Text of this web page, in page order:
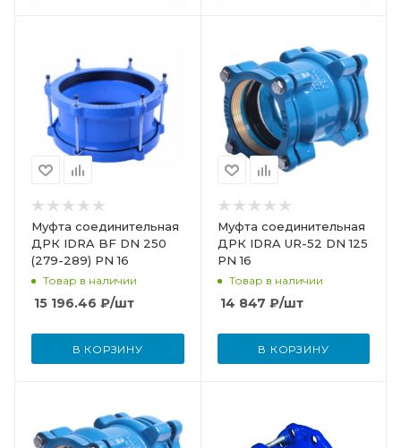
Муфта соединительная
ДРК IDRA BF DN 250
(279-289) PN 16
Товар в наличии
15 196.46 ₽/шт
В КОРЗИНУ
Муфта соединительная
ДРК IDRA UR-52 DN 125
PN 16
Товар в наличии
14 847 ₽/шт
В КОРЗИНУ